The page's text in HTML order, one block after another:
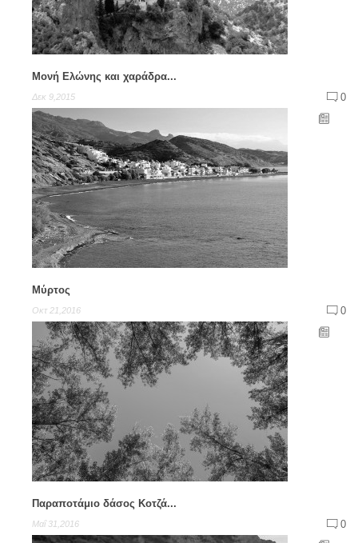
Μονή Ελώνης και χαράδρα...
Δεκ 9,2015 0
Μύρτος
Οκτ 21,2016 0
Παραποτάμιο δάσος Κοτζά...
Μαΐ 31,2016 0